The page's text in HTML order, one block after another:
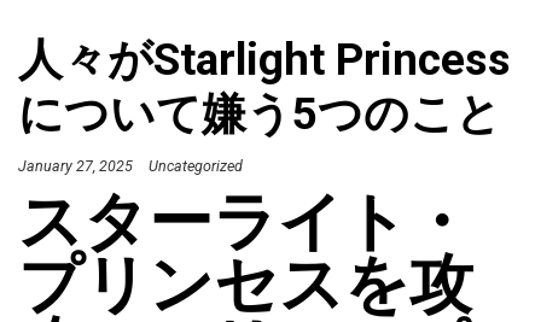
人々がStarlight Princess
について嫌う5つのこと
January 27, 2025 Uncategorized
スターライト・
プリンセスを攻